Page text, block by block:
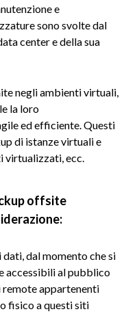
e
sono svolte dal
center e della sua
negli ambienti virtuali,
la loro
ed efficiente. Questi
di istanze virtuali e
virtualizzati, ecc.
offsite
dal momento che si
accessibili al pubblico
remote appartenenti
fisico a questi siti